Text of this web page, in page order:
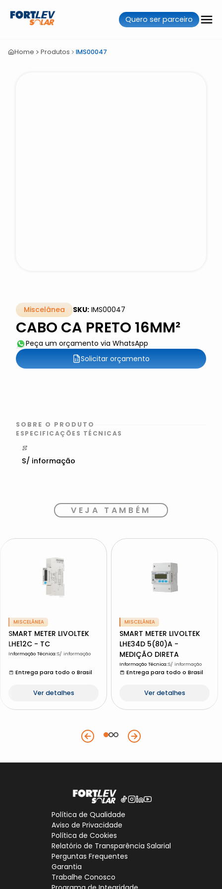
Quero ser parceiro
Home Produtos IMS00047
Miscelânea SKU: IMS00047
CABO CA PRETO 16MM²
Peça um orçamento via WhatsApp
Solicitar orçamento
SOBRE O PRODUTO
ESPECIFICAÇÕES TÉCNICAS
S/ informação
VEJA TAMBÉM
MISCELÂNEA
SMART METER LIVOLTEK
LHE12C - TC
Informação Técnica:S/ informação
Entrega para todo o Brasil
Ver detalhes
MISCELÂNEA
SMART METER LIVOLTEK
LHE34D 5(80)A -
MEDIÇÃO DIRETA
Informação Técnica:S/ informação
Entrega para todo o Brasil
Ver detalhes
Política de Qualidade
Aviso de Privacidade
Política de Cookies
Relatório de Transparência Salarial
Perguntas Frequentes
Garantia
Trabalhe Conosco